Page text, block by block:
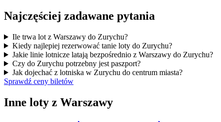
Najczęściej zadawane pytania
Ile trwa lot z Warszawy do Zurychu?
Kiedy najlepiej rezerwować tanie loty do Zurychu?
Jakie linie lotnicze latają bezpośrednio z Warszawy do Zurychu?
Czy do Zurychu potrzebny jest paszport?
Jak dojechać z lotniska w Zurychu do centrum miasta?
Sprawdź ceny biletów
Inne loty z Warszawy